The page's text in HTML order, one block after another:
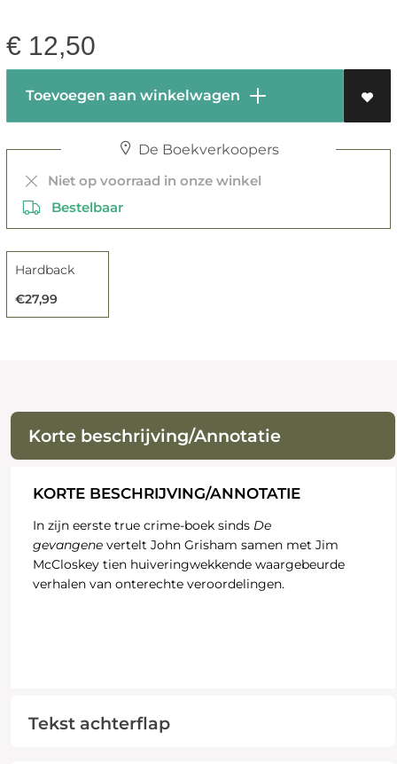
€ 12,50
Toevoegen aan winkelwagen
De Boekverkoopers
Niet op voorraad in onze winkel
Bestelbaar
Hardback
€27,99
Korte beschrijving/Annotatie
KORTE BESCHRIJVING/ANNOTATIE
In zijn eerste true crime-boek sinds De
gevangene vertelt John Grisham samen met Jim
McCloskey tien huiveringwekkende waargebeurde
verhalen van onterechte veroordelingen.
Tekst achterflap